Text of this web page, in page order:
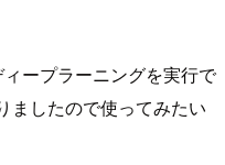
ープラーニングを実行で
ましたので使ってみたい